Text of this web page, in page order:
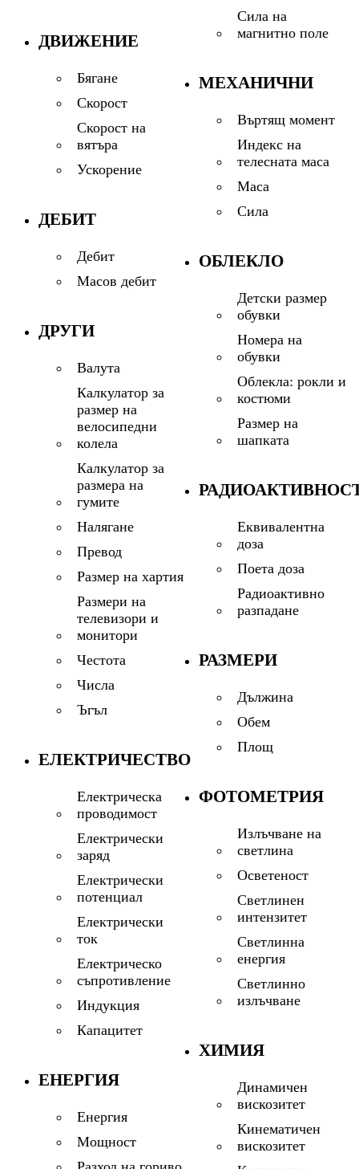
ДВИЖЕНИЕ
Бягане
Скорост
Скорост на
вятъра
Ускорение
ДЕБИТ
Дебит
Масов дебит
ДРУГИ
Валута
Калкулатор за
размер на
велосипедни
колела
Калкулатор за
размера на
гумите
Налягане
Превод
Размер на хартия
Размери на
телевизори и
монитори
Честота
Числа
Ъгъл
ЕЛЕКТРИЧЕСТВО
Електрическа
проводимост
Електрически
заряд
Електрически
потенциал
Електрически
ток
Електрическо
съпротивление
Индукция
Капацитет
ЕНЕРГИЯ
Енергия
Мощност
Сила на
магнитно поле
МЕХАНИЧНИ
Въртящ момент
Индекс на
телесната маса
Маса
Сила
ОБЛЕКЛО
Детски размер
обувки
Номера на
обувки
Облекла: рокли и
костюми
Размер на
шапката
Еквивалентна
доза
Поета доза
Радиоактивно
разпадане
РАЗМЕРИ
Дължина
Обем
Площ
ФОТОМЕТРИЯ
Излъчване на
светлина
Осветеност
Светлинен
интензитет
Светлинна
енергия
Светлинно
излъчване
ХИМИЯ
Динамичен
вискозитет
Кинематичен
вискозитет